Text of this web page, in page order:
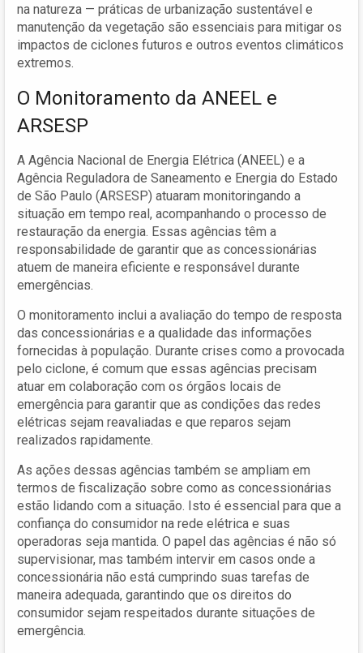
na natureza — práticas de urbanização sustentável e
manutenção da vegetação são essenciais para mitigar os
impactos de ciclones futuros e outros eventos climáticos
extremos.
O Monitoramento da ANEEL e
ARSESP
A Agência Nacional de Energia Elétrica (ANEEL) e a
Agência Reguladora de Saneamento e Energia do Estado
de São Paulo (ARSESP) atuaram monitoringando a
situação em tempo real, acompanhando o processo de
restauração da energia. Essas agências têm a
responsabilidade de garantir que as concessionárias
atuem de maneira eficiente e responsável durante
emergências.
O monitoramento inclui a avaliação do tempo de resposta
das concessionárias e a qualidade das informações
fornecidas à população. Durante crises como a provocada
pelo ciclone, é comum que essas agências precisam
atuar em colaboração com os órgãos locais de
emergência para garantir que as condições das redes
elétricas sejam reavaliadas e que reparos sejam
realizados rapidamente.
As ações dessas agências também se ampliam em
termos de fiscalização sobre como as concessionárias
estão lidando com a situação. Isto é essencial para que a
confiança do consumidor na rede elétrica e suas
operadoras seja mantida. O papel das agências é não só
supervisionar, mas também intervir em casos onde a
concessionária não está cumprindo suas tarefas de
maneira adequada, garantindo que os direitos do
consumidor sejam respeitados durante situações de
emergência.